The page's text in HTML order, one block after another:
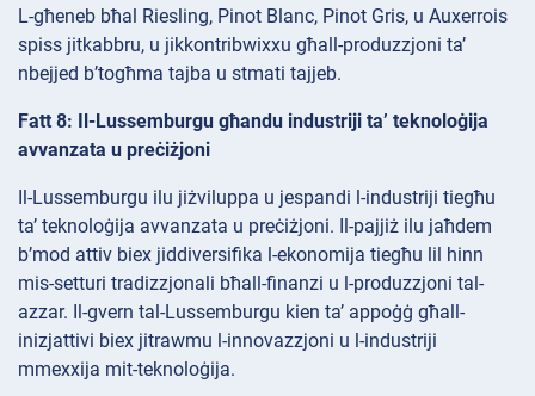
L-għeneb bħal Riesling, Pinot Blanc, Pinot Gris, u Auxerrois
spiss jitkabbru, u jikkontribwixxu għall-produzzjoni ta’
nbejjed b’togħma tajba u stmati tajjeb.
Fatt 8: Il-Lussemburgu għandu industriji ta’ teknoloġija
avvanzata u preċiżjoni
Il-Lussemburgu ilu jiżviluppa u jespandi l-industriji tiegħu
ta’ teknoloġija avvanzata u preċiżjoni. Il-pajjiż ilu jaħdem
b’mod attiv biex jiddiversifika l-ekonomija tiegħu lil hinn
mis-setturi tradizzjonali bħall-finanzi u l-produzzjoni tal-
azzar. Il-gvern tal-Lussemburgu kien ta’ appoġġ għall-
inizjattivi biex jitrawmu l-innovazzjoni u l-industriji
mmexxija mit-teknoloġija.